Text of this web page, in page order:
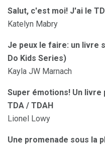
Salut, c'est moi! J'ai le
Katelyn Mabry
Je peux le faire: un livre
Do Kids Series)
Kayla JW Marnach
Super émotions! Un livre
TDA / TDAH
Lionel Lowy
Une promenade sous la